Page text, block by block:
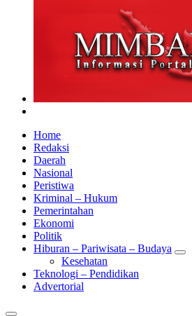
Home
Redaksi
Daerah
Nasional
Peristiwa
Kriminal – Hukum
Pemerintahan
Ekonomi
Politik
Hiburan – Pariwisata – Budaya
Kesehatan
Teknologi – Pendidikan
Advertorial